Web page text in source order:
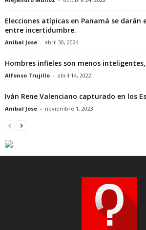
Elecciones atípicas en Panamá se darán
entre incertidumbre.
Anibal Jose - abril 30, 2024
Hombres infieles son menos
Alfonso Trujillo - abril 14, 2022
Iván Rene Valenciano capturado en los
Anibal Jose - noviembre 1, 2023